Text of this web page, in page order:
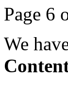
Page 6
We